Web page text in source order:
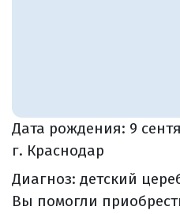
Дата рождения: 9
г. Краснодар
Диагноз: детский
Вы помогли